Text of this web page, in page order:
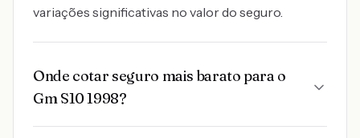
variações significativas no valor do seguro.
Onde cotar seguro mais barato para o
Gm S10 1998?